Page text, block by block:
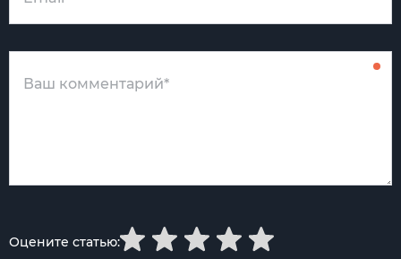
Оцените статью: